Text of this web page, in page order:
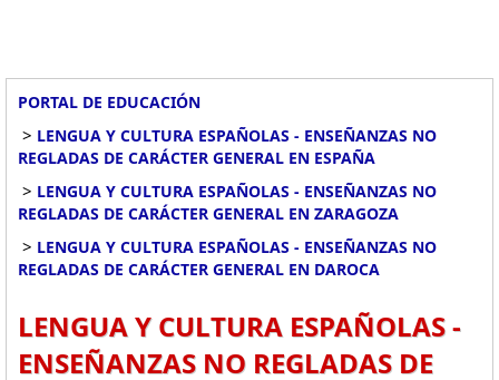
PORTAL DE EDUCACIÓN
> LENGUA Y CULTURA ESPAÑOLAS - ENSEÑANZAS NO
REGLADAS DE CARÁCTER GENERAL EN ESPAÑA
> LENGUA Y CULTURA ESPAÑOLAS - ENSEÑANZAS NO
REGLADAS DE CARÁCTER GENERAL EN ZARAGOZA
> LENGUA Y CULTURA ESPAÑOLAS - ENSEÑANZAS NO
REGLADAS DE CARÁCTER GENERAL EN DAROCA
LENGUA Y CULTURA ESPAÑOLAS -
ENSEÑANZAS NO REGLADAS DE